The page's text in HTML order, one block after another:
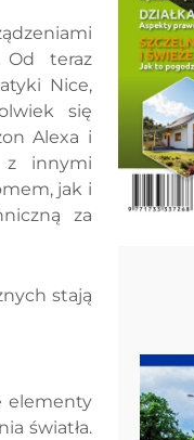
Od teraz
Nice,
się
Alexa i
z innymi
jak i
za
stają
elementy
światła.